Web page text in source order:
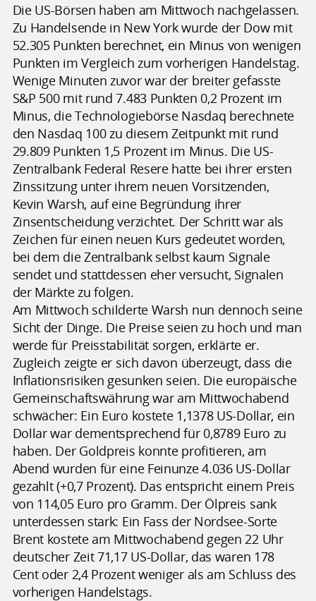
Die US-Börsen haben am Mittwoch nachgelassen.
Zu Handelsende in New York wurde der Dow mit
52.305 Punkten berechnet, ein Minus von wenigen
Punkten im Vergleich zum vorherigen Handelstag.
Wenige Minuten zuvor war der breiter gefasste
S&P 500 mit rund 7.483 Punkten 0,2 Prozent im
Minus, die Technologiebörse Nasdaq berechnete
den Nasdaq 100 zu diesem Zeitpunkt mit rund
29.809 Punkten 1,5 Prozent im Minus. Die US-
Zentralbank Federal Resere hatte bei ihrer ersten
Zinssitzung unter ihrem neuen Vorsitzenden,
Kevin Warsh, auf eine Begründung ihrer
Zinsentscheidung verzichtet. Der Schritt war als
Zeichen für einen neuen Kurs gedeutet worden,
bei dem die Zentralbank selbst kaum Signale
sendet und stattdessen eher versucht, Signalen
der Märkte zu folgen.
Am Mittwoch schilderte Warsh nun dennoch seine
Sicht der Dinge. Die Preise seien zu hoch und man
werde für Preisstabilität sorgen, erklärte er.
Zugleich zeigte er sich davon überzeugt, dass die
Inflationsrisiken gesunken seien. Die europäische
Gemeinschaftswährung war am Mittwochabend
schwächer: Ein Euro kostete 1,1378 US-Dollar, ein
Dollar war dementsprechend für 0,8789 Euro zu
haben. Der Goldpreis konnte profitieren, am
Abend wurden für eine Feinunze 4.036 US-Dollar
gezahlt (+0,7 Prozent). Das entspricht einem Preis
von 114,05 Euro pro Gramm. Der Ölpreis sank
unterdessen stark: Ein Fass der Nordsee-Sorte
Brent kostete am Mittwochabend gegen 22 Uhr
deutscher Zeit 71,17 US-Dollar, das waren 178
Cent oder 2,4 Prozent weniger als am Schluss des
vorherigen Handelstags.